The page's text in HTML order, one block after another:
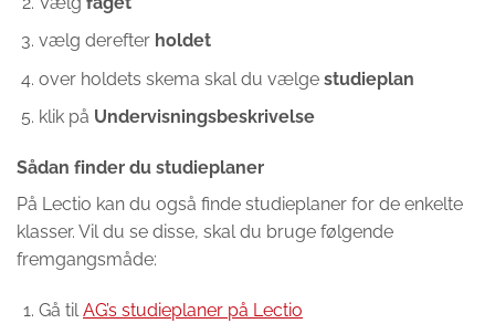
vælg derefter holdet
over holdets skema skal du vælge studieplan
klik på Undervisningsbeskrivelse
Sådan finder du studieplaner
På Lectio kan du også finde studieplaner for de enkelte
klasser. Vil du se disse, skal du bruge følgende
fremgangsmåde:
Gå tilAG’s studieplaner på Lectio